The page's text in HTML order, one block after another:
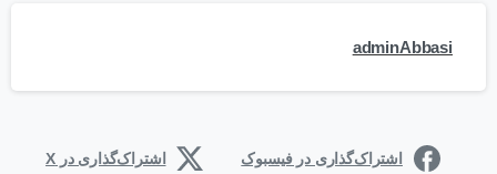
adminAbbasi
اشتراک‌گذاری در فیسبوک اشتراک‌گذاری در X